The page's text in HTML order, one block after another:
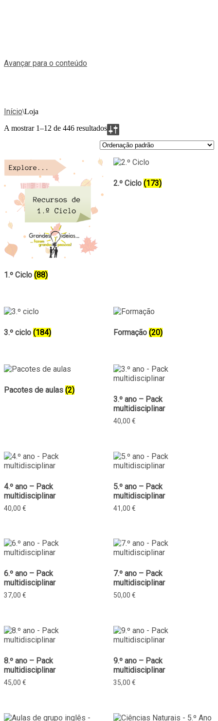
Avançar para o conteúdo
Início\Loja
A mostrar 1–12 de 446 resultados
1.º Ciclo (88)
2.º Ciclo (173)
3.º ciclo (184) Formação (20)
Pacotes de aulas (2)
3.º ano – Pack
multidisciplinar
40,00 €
4.º ano – Pack
multidisciplinar
40,00 €
5.º ano – Pack
multidisciplinar
41,00 €
6.º ano – Pack
multidisciplinar
37,00 €
7.º ano – Pack
multidisciplinar
50,00 €
8.º ano – Pack
multidisciplinar
45,00 €
9.º ano – Pack
multidisciplinar
35,00 €